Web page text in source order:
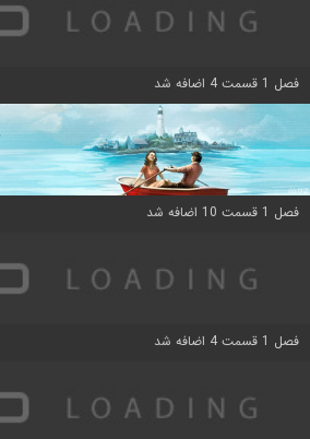
فصل 1 قسمت 4 اضافه شد
فصل 1 قسمت 10 اضافه شد
فصل 1 قسمت 4 اضافه شد